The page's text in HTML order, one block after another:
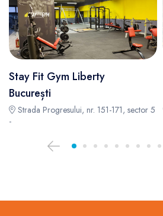
Stay Fit Gym Liberty
București
Strada Progresului, nr. 151-171, sector 5
-